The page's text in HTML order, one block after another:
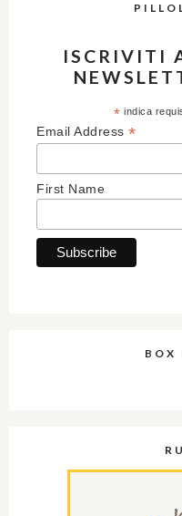
ISCRIVITI
* indica
Email Address *
First Name
BOX